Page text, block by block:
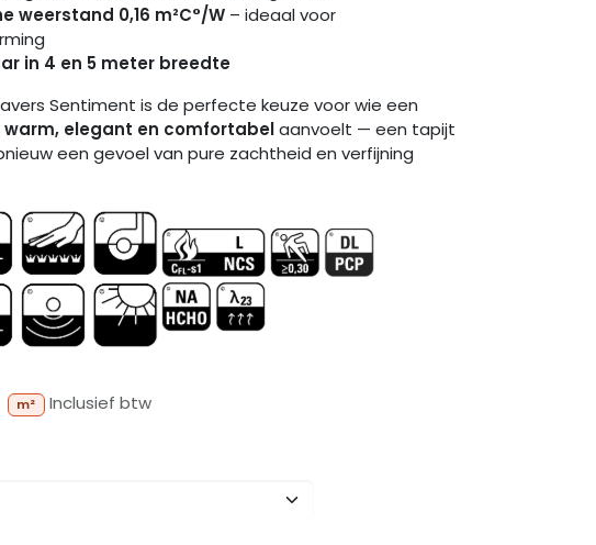
weerstand 0,16 m²C°/W – ideaal voor
in 4 en 5 meter breedte
Sentiment is de perfecte keuze voor wie een
warm, elegant en comfortabelaanvoelt — een tapijt
een gevoel van pure zachtheid en verfijning
m² Inclusief btw